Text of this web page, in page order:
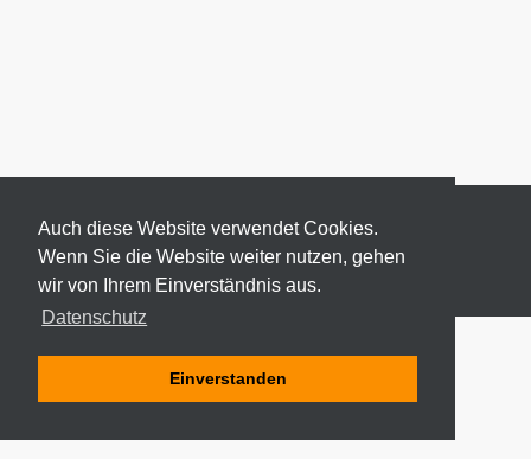
Auch diese Website verwendet Cookies.
Wenn Sie die Website weiter nutzen, gehen
wir von Ihrem Einverständnis aus.
Datenschutz
Einverstanden
© 2026 ODEKI - ALLE RECHTE VORBEHALTEN